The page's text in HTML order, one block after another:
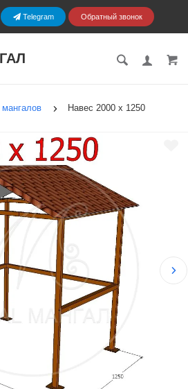
Telegram Обратный звонок
Навес 2000 х 1250